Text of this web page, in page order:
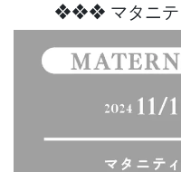
❖❖❖ マタニ